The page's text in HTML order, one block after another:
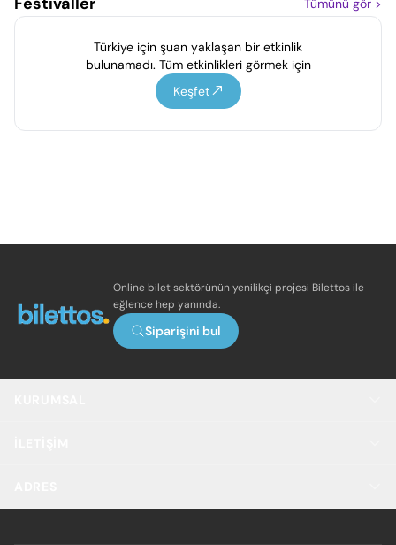
Tümünü gör >
Türkiye için şuan yaklaşan bir etkinlik
bulunamadı. Tüm etkinlikleri görmek için
Keşfet
Online bilet sektörünün yenilikçi projesi Bilettos ile
eğlence hep yanında.
Siparişini bul